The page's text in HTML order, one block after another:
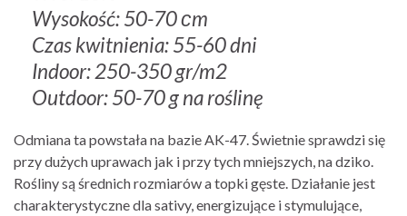
Wysokość: 50-70 сm
Czas kwitnienia: 55-60 dni
Indoor: 250-350 gr/m2
Outdoor: 50-70 g na roślinę
Odmiana ta powstała na bazie AK-47. Świetnie sprawdzi się
przy dużych uprawach jak i przy tych mniejszych, na dziko.
Rośliny są średnich rozmiarów a topki gęste. Działanie jest
charakterystyczne dla sativy, energizujące i stymulujące,